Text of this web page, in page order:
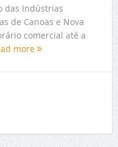
das Indústrias
de Canoas e Nova
comercial até a
more